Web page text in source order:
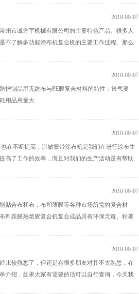
2018-09-07
市诚方宇机械有限公司的主要特色产品。很多人
不了解多功能涂布机复合机的主要工作过程。那么
2018-09-07
制品用无纺布与PE膜复合材料的特性：透气要
用品用量大
2018-09-07
不断提高，湿敏胶带涂布机是我们在进行涂布生
高了工作的效率，而且对我们的生产活动是有帮助
2018-09-07
贴合布和布，布和薄膜等各种市场所需的复合材
料跟膜热熔胶复合机复合成品具有环保无毒、粘著
2018-09-07
比较熟悉了，但还是有很多朋友对其不太熟悉，在
介绍，如果大家有需要的话可以自行查询，今天我